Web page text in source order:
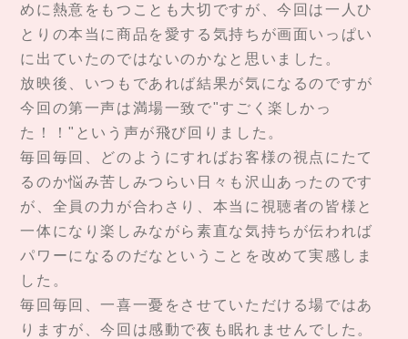
めに熱意をもつことも大切ですが、今回は一人ひ
とりの本当に商品を愛する気持ちが画面いっぱい
に出ていたのではないのかなと思いました。
放映後、いつもであれば結果が気になるのですが
今回の第一声は満場一致で"すごく楽しかっ
た！！"という声が飛び回りました。
毎回毎回、どのようにすればお客様の視点にたて
るのか悩み苦しみつらい日々も沢山あったのです
が、全員の力が合わさり、本当に視聴者の皆様と
一体になり楽しみながら素直な気持ちが伝われば
パワーになるのだなということを改めて実感しま
した。
毎回毎回、一喜一憂をさせていただける場ではあ
りますが、今回は感動で夜も眠れませんでした。